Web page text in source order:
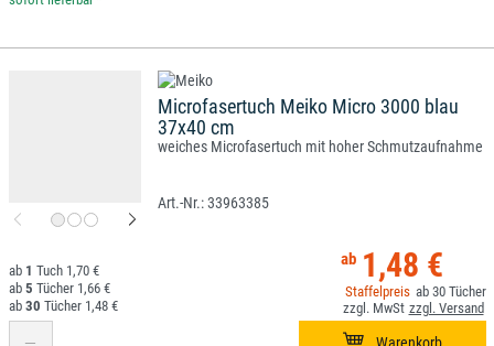
Microfasertuch Meiko Micro 3000 blau
37x40 cm
weiches Microfasertuch mit hoher Schmutzaufnahme
33963385
1,48 €
30
1
1,70 €
5
1,66 €
30
1,48 €